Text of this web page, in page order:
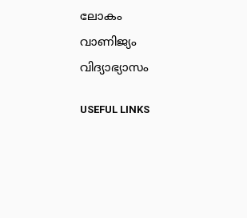
ലോകം
വാണിജ്യം
വിദ്യാഭ്യാസം
USEFUL LINKS